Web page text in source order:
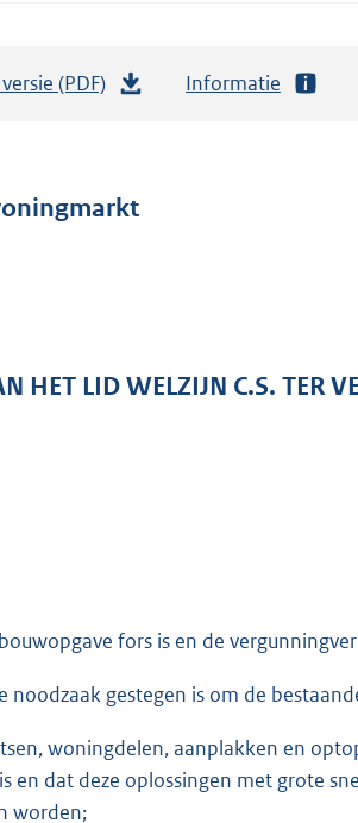
(PDF)
a
r
b
Informatie
HET LID WELZIJN C.S. TER
fors is en de
noodzaak gestegen is om de
woningdelen, aanplakken en
en dat deze oplossingen met grote
worden;